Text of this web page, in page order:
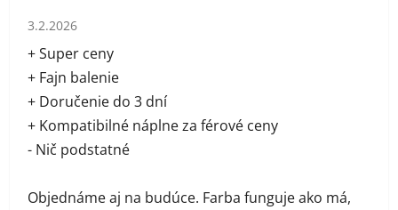
Hodnotenie obchodu je 5 z 5 hviezdičiek.
3.2.2026
+ Super ceny
+ Fajn balenie
+ Doručenie do 3 dní
+ Kompatibilné náplne za férové ceny
- Nič podstatné
Objednáme aj na budúce. Farba funguje ako má,